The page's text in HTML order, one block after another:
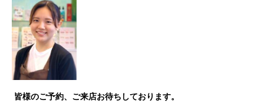
皆様のご予約、ご来店お待ちしております。